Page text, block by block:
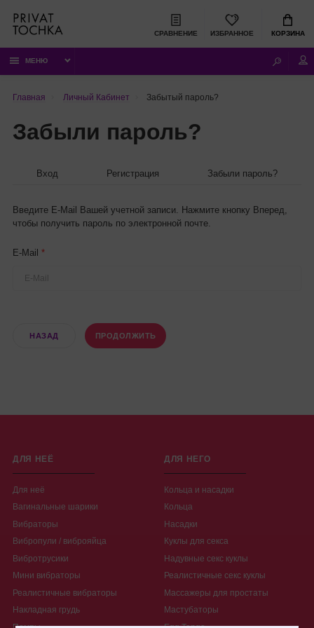
СРАВНЕНИЕ ИЗБРАННОЕ КОРЗИНА
МЕНЮ
Главная Личный Кабинет Забытый пароль?
Забыли пароль?
Вход Регистрация Забыли пароль?
Введите E-Mail Вашей учетной записи. Нажмите кнопку Вперед,
чтобы получить пароль по электронной почте.
E-Mail
НАЗАД ПРОДОЛЖИТЬ
ДЛЯ НЕЁ
Для неё
Вагинальные шарики
Вибраторы
Вибропули / виброяйца
Вибротрусики
Мини вибраторы
Реалистичные вибраторы
Накладная грудь
ДЛЯ НЕГО
Кольца и насадки
Кольца
Насадки
Куклы для секса
Надувные секс куклы
Реалистичные секс куклы
Массажеры для простаты
Мастубаторы